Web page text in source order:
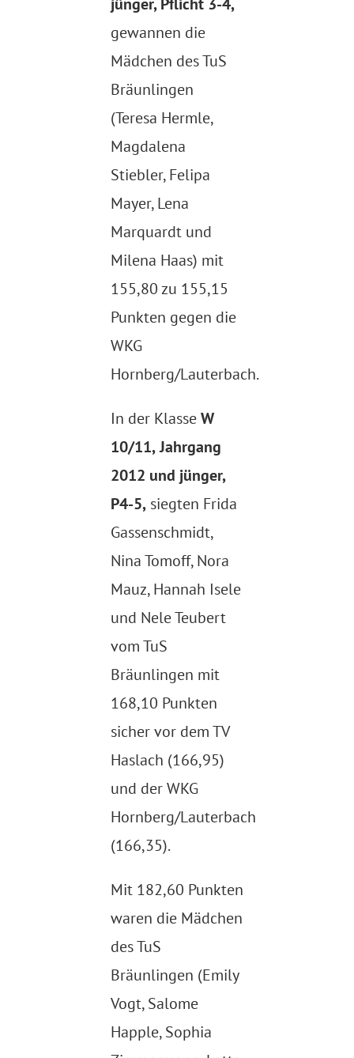
gewannen die
Mädchen des TuS
Bräunlingen
(Teresa Hermle,
Magdalena
Stiebler, Felipa
Mayer, Lena
Marquardt und
Milena Haas) mit
155,80 zu 155,15
Punkten gegen die
WKG
Hornberg/Lauterbach.
In der KlasseW
10/11,Jahrgang
2012 und jünger,
P4-5,siegten Frida
Gassenschmidt,
Nina Tomoff, Nora
Mauz, Hannah Isele
und Nele Teubert
vom TuS
Bräunlingen mit
168,10 Punkten
sicher vor dem TV
Haslach (166,95)
und der WKG
Hornberg/Lauterbach
(166,35).
Mit 182,60 Punkten
waren die Mädchen
des TuS
Bräunlingen (Emily
Vogt, Salome
Happle, Sophia